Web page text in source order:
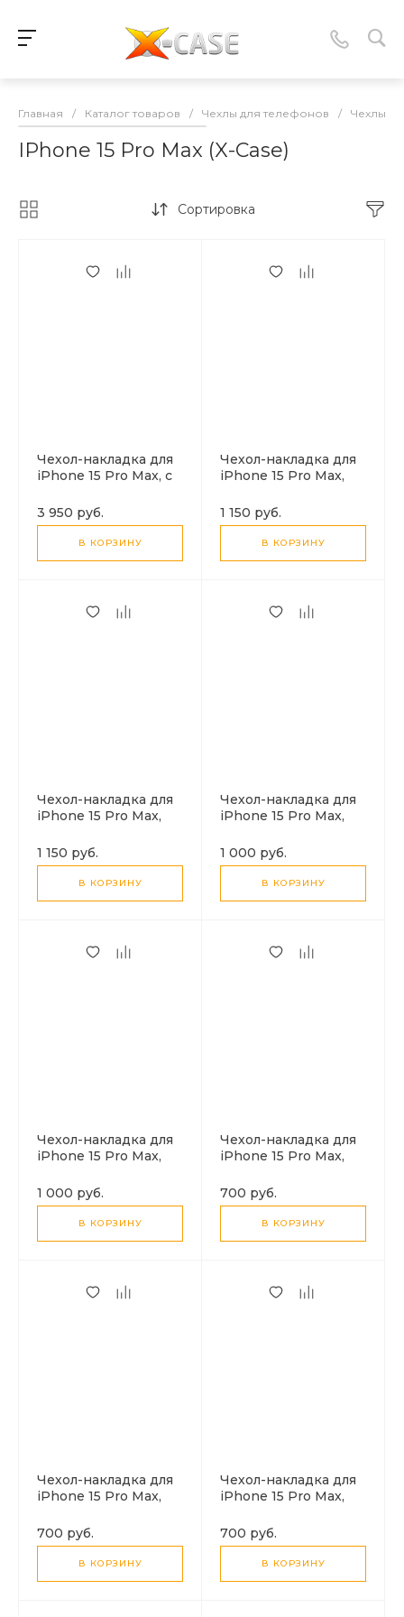
Главная / Каталог товаров / Чехлы для телефонов / Чехлы-
IPhone 15 Pro Max (X-Case)
Сортировка
Чехол-накладка для
iPhone 15 Pro Max, с
CASE, черный
3 950 руб.
В КОРЗИНУ
Чехол-накладка для
iPhone 15 Pro Max,
магнитный (MagSafe),
без лого, X-CASE,
темно-синий
1 150 руб.
В КОРЗИНУ
Чехол-накладка для
iPhone 15 Pro Max,
магнитный (MagSafe),
без лого, X-CASE,
черный
1 150 руб.
В КОРЗИНУ
Чехол-накладка для
iPhone 15 Pro Max,
(MagSafe), без лого,
X-CASE, темно-синий
1 000 руб.
В КОРЗИНУ
Чехол-накладка для
iPhone 15 Pro Max,
(MagSafe), без лого,
X-CASE, красный
1 000 руб.
В КОРЗИНУ
Чехол-накладка для
iPhone 15 Pro Max,
магнитный (MagSafe),
без лого, X-CASE,
угольно-серый
700 руб.
В КОРЗИНУ
Чехол-накладка для
iPhone 15 Pro Max,
магнитный (MagSafe),
без лого, X-CASE,
красный
700 руб.
В КОРЗИНУ
Чехол-накладка для
iPhone 15 Pro Max,
магнитный (MagSafe),
без лого, X-CASE,
700 руб.
В КОРЗИНУ